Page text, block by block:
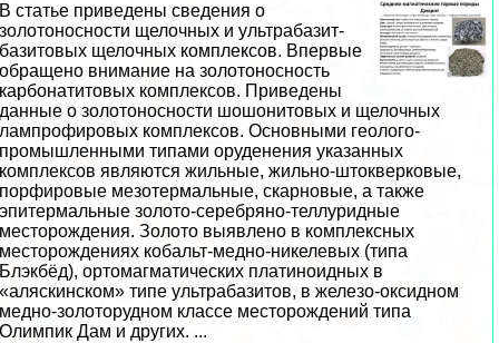
В статье приведены сведения о
золотоносности щелочных и ультpaбазит-
базитовых щелочных комплексов. Впервые
обращено внимание на золотоносность
карбонатитовых комплексов. Приведены
данные о золотоносности шошонитовых и щелочных
лампрофировых комплексов. Основными геолого-
промышленными типами оруденения указанных
комплексов являются жильные, жильно-штокверковые,
порфировые мезотермальные, скарновые, а также
эпитермальные золото-серебряно-теллуридные
месторождения. Золото выявлено в комплексных
месторождениях кобальт-медно-никелевых (типа
Блэкбёд), ортомагматических платиноидных в
«аляскинском» типе ультpaбазитов, в железо-оксидном
медно-золоторудном классе месторождений типа
Олимпик Дам и других. ...